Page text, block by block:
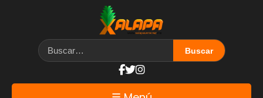
Etiqueta: Xalapa